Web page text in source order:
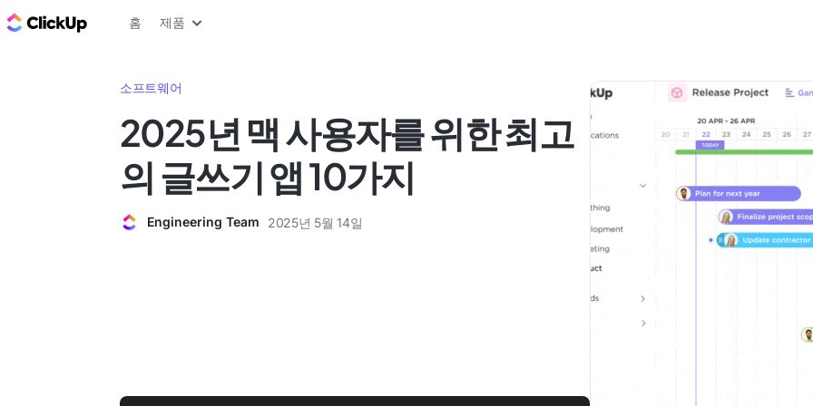
ClickUp 블로그
홈 제품
소프트웨어
2025년 맥 사용자를 위한 최고
의 글쓰기 앱 10가지
Engineering Team 2025년 5월 14일